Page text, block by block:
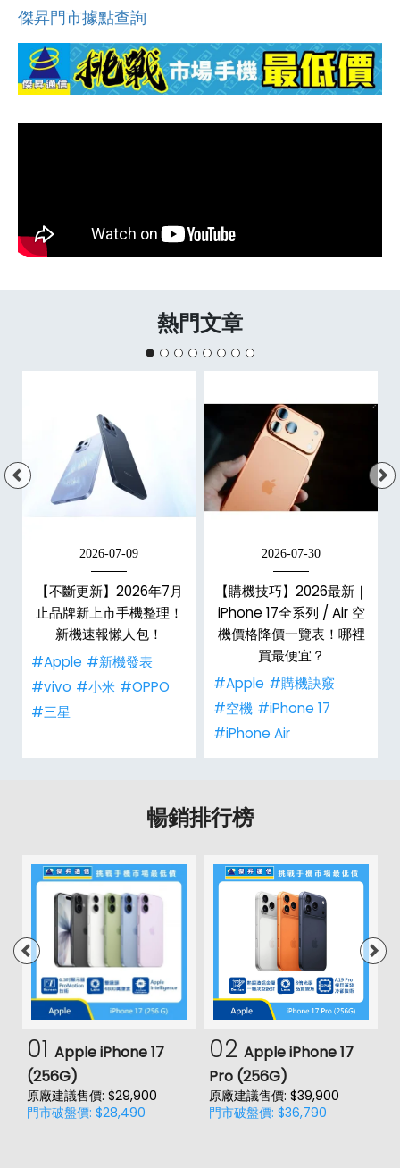
傑昇門市據點查詢
熱門文章
2026-07-09
【不斷更新】2026年7月
止品牌新上市手機整理！
新機速報懶人包！
#Apple #新機發表
#vivo #小米 #OPPO
#三星
2026-07-30
【購機技巧】2026最新｜
iPhone 17全系列 / Air 空
機價格降價一覽表！哪裡
買最便宜？
#Apple #購機訣竅
#空機 #iPhone 17
#iPhone Air
暢銷排行榜
01 Apple iPhone 17
(256G)
原廠建議售價: $29,900
門市破盤價: $28,490
02 Apple iPhone 17
Pro (256G)
原廠建議售價: $39,900
門市破盤價: $36,790